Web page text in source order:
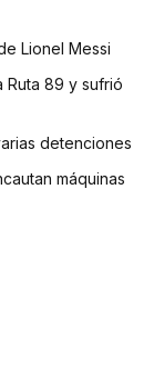
Lionel Messi
Ruta 89 y sufrió
detenciones
máquinas